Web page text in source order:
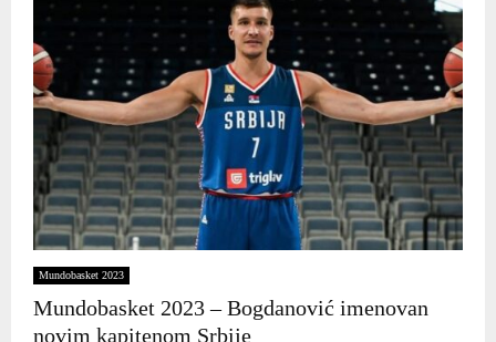
Mundobasket 2023
Mundobasket 2023 – Bogdanović imenovan
novim kapitenom Srbije